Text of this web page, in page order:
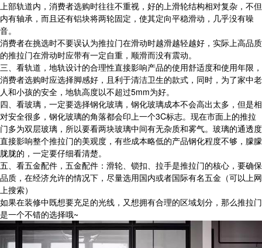
上部轨道内，消费者选购时往往不重视，好的上滑轮结构相对复杂，不但
内有轴承，而且还有铝块将两轮固定，使其定向平稳滑动，几乎没有噪
音。
消费者在挑选时不要误认为推拉门在滑动时越滑越轻越好，实际上高品质
的推拉门在滑动时应带有一定自重，顺滑而没有震动。
三、看轨道，地轨设计的合理性直接影响产品的使用舒适度和使用年限，
消费者选购时应选择脚感好，且利于清洁卫生的款式，同时，为了家中老
人和小孩的安全，地轨高度以不超过5mm为好。
四、看玻璃，一定要选择钢化玻璃，钢化玻璃成本不会高出太多，但是相
对安全很多，钢化玻璃的角落都会印上一个3C标志。现在市面上的推拉
门多为双层玻璃，所以要看两块玻璃中间有无杂质和雾气。玻璃的通透度
直接影响整个推拉门的美观度，有些成本略低的产品钢化程度不够，朦朦
胧胧的，一定要仔细看清楚。
五、看五金配件，五金配件：滑轮、锁扣、拉手是推拉门的核心，要确保
品质，在经济允许的情况下，尽量选用国内或者国际有名五金（可以上网
上搜索）
如果在装修中既想要充足的光线，又想拥有合理的区域划分，那么推拉门
是一个不错的选择哦~